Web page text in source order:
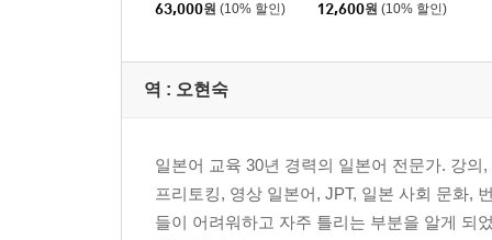
63,000원 (10% 할인) 12,600원 (10% 할인)
역 : 오현숙
일본어 교육 30년 경력의 일본어 전문가. 강
프리토킹, 영상 일본어, JPT, 일본 사회 문화,
들이 어려워하고 자주 틀리는 부분을 알게 되